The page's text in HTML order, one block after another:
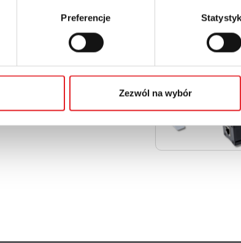
Preferencje
Zezwól na wybór
półprzewodnikowy
KSR-1-RSR25...
do oferty nowoczesny
półprzewodnikowy interfejsowy
B. Jest to rozwiązanie prz...